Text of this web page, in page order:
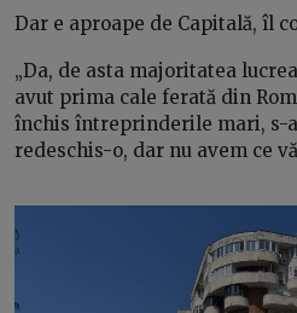
Dar e aproape de Capitală, îl
„Da, de asta majoritatea
avut prima cale ferată din
închis întreprinderile mari, s-
redeschis-o, dar nu avem ce